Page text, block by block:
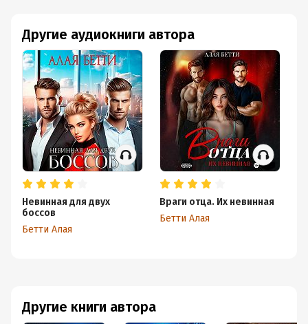
Другие книги автора
Другие аудиокниги автора
Невинная для двух
боссов
Бетти Алая
Враги отца. Их невинная
Бетти Алая